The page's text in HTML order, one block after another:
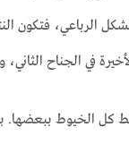
الجناح الثاني، وهي 79
كل الخيوط ببعضها.